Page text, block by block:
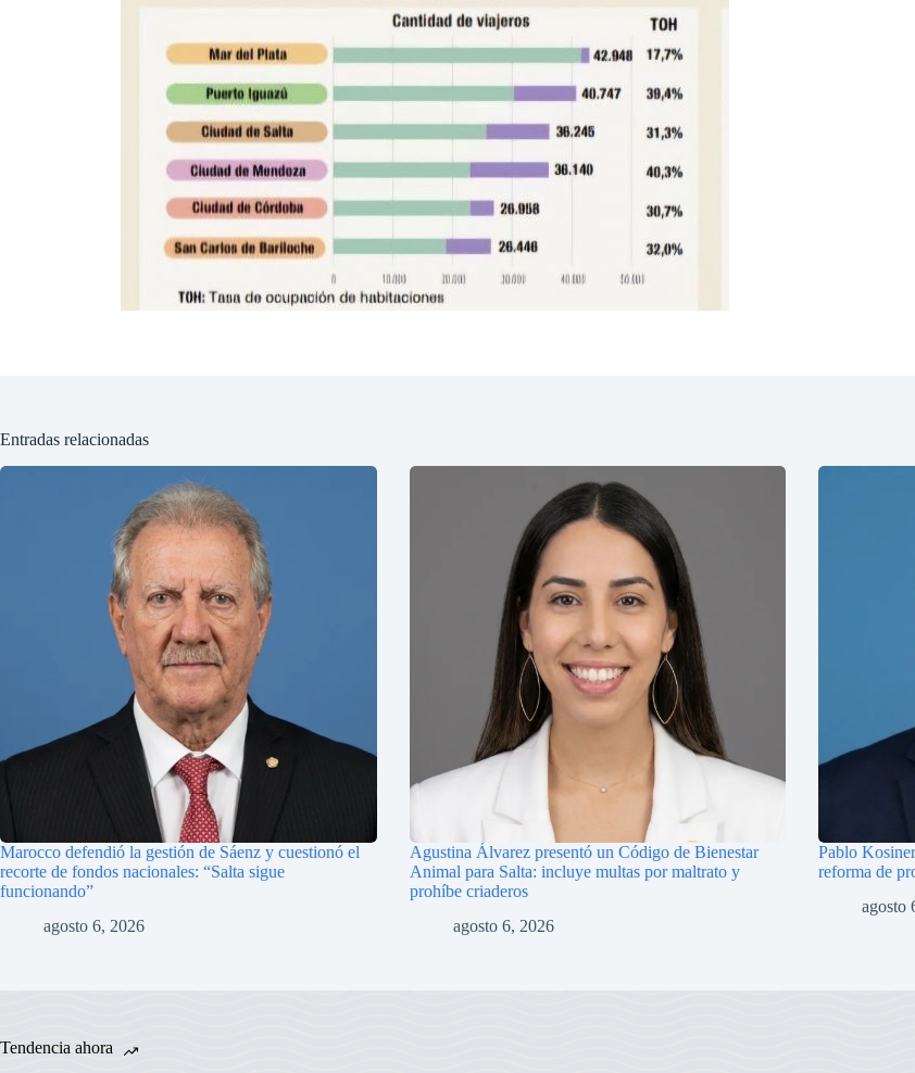
Entradas relacionadas
Marocco defendió la gestión de Sáenz y cuestionó el
recorte de fondos nacionales: “Salta sigue
funcionando”
agosto 6, 2026
Agustina Álvarez presentó un Código de Bienestar
Animal para Salta: incluye multas por maltrato y
prohíbe criaderos
agosto 6, 2026
Pablo
reforma de
agosto
Tendencia ahora